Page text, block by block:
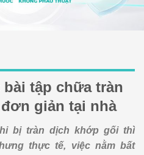
tập chữa tràn
giản tại nhà
bị tràn dịch khớp gối thì
thực tế, việc nằm bất